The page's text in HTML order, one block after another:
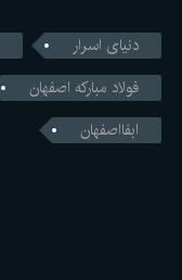
دنیای اسرار
فولاد مبارکه اصفهان
ابفااصفهان